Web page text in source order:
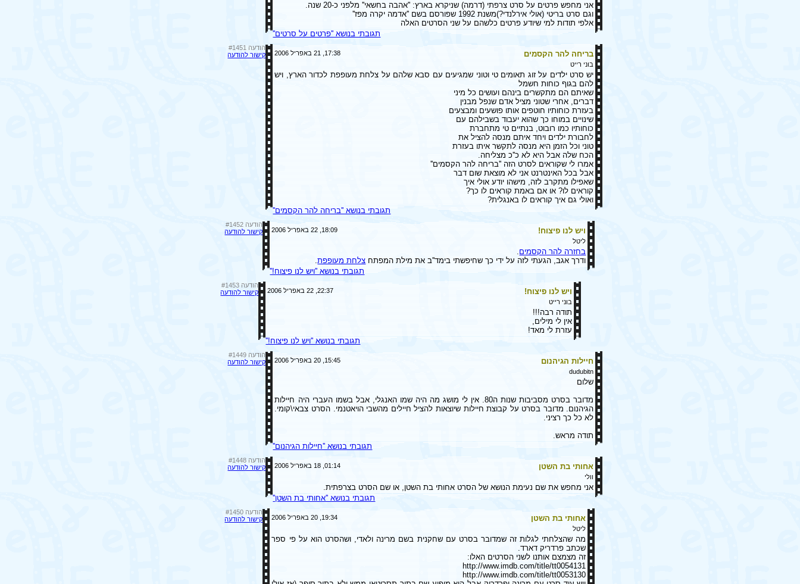
אני מחפש פרטים על סרט צרפתי (דרמה) שניקרא בארץ: ''אהבה בחשאי'' מלפני כ-20 שנה.
וגם סרט בריטי (אולי אירלנדי?)משנת 1992 שפורסם בשם ''אדמה יקרה מפז''
אלפי תודות למי שיודע פרטים כלשהם על שני הסרטים האלה
תגובתי בנושא ''פרטים על סרטים''
בריחה להר הקסמים
17:38, 21 באפריל 2006
בוני רייט
יש סרט ילדים על זוג תאומים טי וטוני שמגיעים עם סבא שלהם על צלחת מעופפת לכדור הארץ, ויש
להם בגוף כוחות חשמל
שאיתם הם מתקשרים בינהם ועושים כל מיני
דברים, אחרי שטוני מציל אדם שנפל מבנין
בעזרת כוחותיו חוטפים אותו פושעים ומבצעים
שינויים במוחו כך שהוא יעבוד בשבילהם עם
כוחותיו כמו רובוט, בנתיים טי מתחברת
לחבורת ילדים ויחד איתם מנסה להציל את
טוני וכל הזמן היא מנסה לתקשר איתו בעזרת
הכח שלה אבל היא לא כ''כ מצליחה.
אמרו לי שקוראים לסרט הזה ''בריחה להר הקסמים''
אבל בכל האינטרנט אני לא מוצאת שום דבר
שאפילו מתקרב לזה, מישהו יודע אולי איך
קוראים לו? או אם באמת קוראים לו כך?
ואולי גם איך קוראים לו באנגלית?
תגובתי בנושא ''בריחה להר הקסמים''
הודעה #1451
קישור להודעה
ויש לנו פיצוח!
18:09, 22 באפריל 2006
ליטל
בחזרה להר הקסמים.
ודרך אגב, הגעתי לזה על ידי כך שחיפשתי בימד''ב את מילת המפתח צלחת מעופפת.
תגובתי בנושא ''ויש לנו פיצוח!''
הודעה #1452
קישור להודעה
ויש לנו פיצוח!
22:37, 22 באפריל 2006
בוני רייט
תודה רבה!!!
אין לי מילים,
עזרת לי מאד!
תגובתי בנושא ''ויש לנו פיצוח!''
הודעה #1453
קישור להודעה
חיילות הגיהנום
15:45, 20 באפריל 2006
dudubitn
שלום
מדובר בסרט מסביבות שנות ה80. אין לי מושג מה היה שמו האנגלי, אבל בשמו העברי היה חיילות
הגיהנום. מדובר בסרט על קבוצת חיילות שיוצאות להציל חיילים מהשבי הויאטנמי. הסרט צבאי\קומי.
לא כל כך רציני.
תודה מראש.
תגובתי בנושא ''חיילות הגיהנום''
הודעה #1449
קישור להודעה
אחותי בת השטן
01:14, 18 באפריל 2006
וולי
אני מחפש את שם נעימת הנושא של הסרט אחותי בת השטן, או שם הסרט בצרפתית.
תגובתי בנושא ''אחותי בת השטן''
הודעה #1448
קישור להודעה
אחותי בת השטן
19:34, 20 באפריל 2006
ליטל
מה שהצלחתי לגלות זה שמדובר בסרט עם שחקנית בשם מרינה ולאדי, ושהסרט הוא על פי ספר
שכתב פרדריק דארד.
זה מצמצם אותנו לשני הסרטים האלו:
http://www.imdb.com/title/tt0054131
http://www.imdb.com/title/tt0053130
הודעה #1450
קישור להודעה